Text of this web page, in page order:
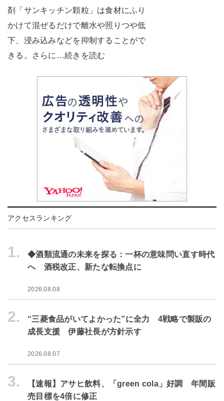
剤「サンキッチン顆粒」は食材にふり
かけて混ぜるだけで離水や照りつや低
下、浸み込みなどを抑制することがで
きる。さらに…続きを読む
アクセスランキング
1.
◆酒類流通の未来を探る：一杯の意味問い直す時代
へ 酒税改正、新たな転換点に
2026.08.08
2.
“三菱食品がいてよかった”に全力 4戦略で製販の
成長支援 伊藤社長が方針示す
2026.08.07
3.
【速報】アサヒ飲料、「green cola」好調 年間販
売目標を4倍に修正